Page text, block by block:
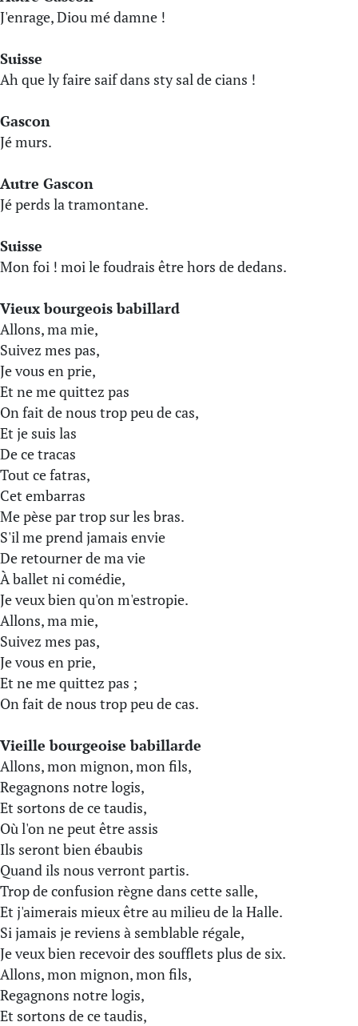
J'enrage, Diou mé damne !
Suisse
Ah que ly faire saif dans sty sal de cians !
Gascon
Jé murs.
Autre Gascon
Jé perds la tramontane.
Suisse
Mon foi ! moi le foudrais être hors de dedans.
Vieux bourgeois babillard
Allons, ma mie,
Suivez mes pas,
Je vous en prie,
Et ne me quittez pas
On fait de nous trop peu de cas,
Et je suis las
De ce tracas
Tout ce fatras,
Cet embarras
Me pèse par trop sur les bras.
S'il me prend jamais envie
De retourner de ma vie
À ballet ni comédie,
Je veux bien qu'on m'estropie.
Allons, ma mie,
Suivez mes pas,
Je vous en prie,
Et ne me quittez pas ;
On fait de nous trop peu de cas.
Vieille bourgeoise babillarde
Allons, mon mignon, mon fils,
Regagnons notre logis,
Et sortons de ce taudis,
Où l'on ne peut être assis
Ils seront bien ébaubis
Quand ils nous verront partis.
Trop de confusion règne dans cette salle,
Et j'aimerais mieux être au milieu de la Halle.
Si jamais je reviens à semblable régale,
Je veux bien recevoir des soufflets plus de six.
Allons, mon mignon, mon fils,
Regagnons notre logis,
Et sortons de ce taudis,